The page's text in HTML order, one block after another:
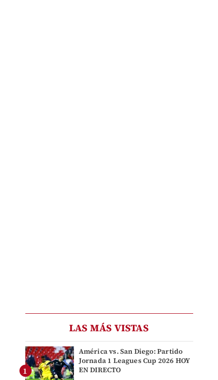
LAS MÁS VISTAS
América vs. San Diego: Partido
Jornada 1 Leagues Cup 2026 HOY
EN DIRECTO